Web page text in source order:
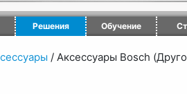
Решения Обучение
/ Аксессуары Bosch